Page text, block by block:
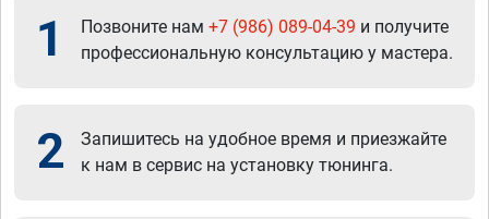
1 Позвоните нам +7 (986) 089-04-39 и получите
профессиональную консультацию у мастера.
2
Запишитесь на удобное время и приезжайте
к нам в сервис на установку тюнинга.